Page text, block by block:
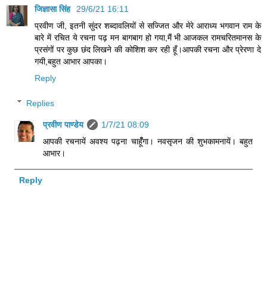
जिज्ञासा सिंह 29/6/21 16:11
प्रवीण जी, इतनी सुंदर शब्दावलियों से सज्जित और मेरे आराध्य भगवान राम के
बारे में रचित ये रचना पढ़ मन बागबाग हो गया,मैं भी आजकल रामचरितमानस के
प्रसंगों पर कुछ छंद लिखने की कोशिश कर रही हूँ।आपकी रचना और प्रेरणा दे
गयी,बहुत आभार आपका।
Reply
Replies
प्रवीण पाण्डेय
1/7/21 08:09
आपकी रचनायें अवश्य पढ़ना चाहूँँगा। नवसृजन की शुभकामनायें। बहुत
आभार।
Reply